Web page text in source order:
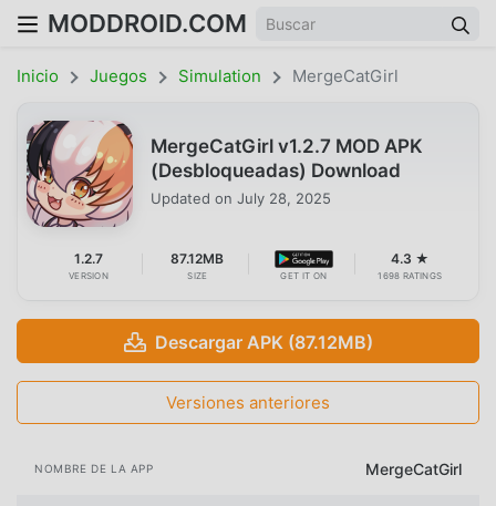
MODDROID.COM
Inicio Juegos Simulation MergeCatGirl
MergeCatGirl v1.2.7 MOD APK
(Desbloqueadas) Download
Updated on July 28, 2025
1.2.7
VERSION
87.12MB
SIZE GET IT ON
4.3 ★
1698 RATINGS
Descargar APK (87.12MB)
Versiones anteriores
NOMBRE DE LA APP MergeCatGirl